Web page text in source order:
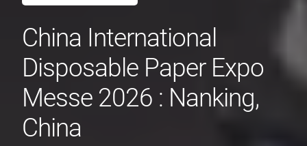
China International
Disposable Paper Expo
Messe 2026 : Nanking,
China